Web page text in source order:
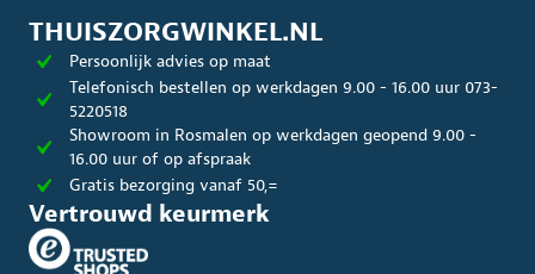
THUISZORGWINKEL.NL
Persoonlijk advies op maat
Telefonisch bestellen op werkdagen 9.00 - 16.00 uur 073-
5220518
Showroom in Rosmalen op werkdagen geopend 9.00 -
16.00 uur of op afspraak
Gratis bezorging vanaf 50,=
Vertrouwd keurmerk